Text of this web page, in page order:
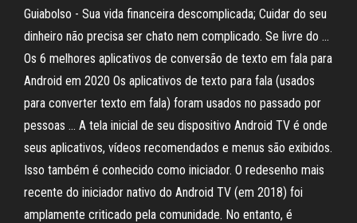
Guiabolso - Sua vida financeira descomplicada; Cuidar do seu
dinheiro não precisa ser chato nem complicado. Se livre do …
Os 6 melhores aplicativos de conversão de texto em fala para
Android em 2020 Os aplicativos de texto para fala (usados
para converter texto em fala) foram usados no passado por
pessoas … A tela inicial de seu dispositivo Android TV é onde
seus aplicativos, vídeos recomendados e menus são exibidos.
Isso também é conhecido como iniciador. O redesenho mais
recente do iniciador nativo do Android TV (em 2018) foi
amplamente criticado pela comunidade. No entanto, é